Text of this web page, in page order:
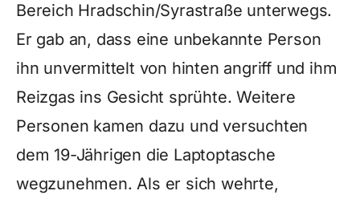
Bereich Hradschin/Syrastraße unterwegs.
Er gab an, dass eine unbekannte Person
ihn unvermittelt von hinten angriff und ihm
Reizgas ins Gesicht sprühte. Weitere
Personen kamen dazu und versuchten
dem 19-Jährigen die Laptoptasche
wegzunehmen. Als er sich wehrte,